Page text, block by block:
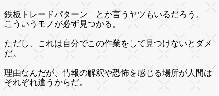
鉄板トレードパターン とか言うヤツもいるだろう。
こういうモノが必ず見つかる。
ただし、これは自分でこの作業をして見つけないとダメ
だ。
理由なんだが、情報の解釈や恐怖を感じる場所が人間は
それぞれ違うからだ。